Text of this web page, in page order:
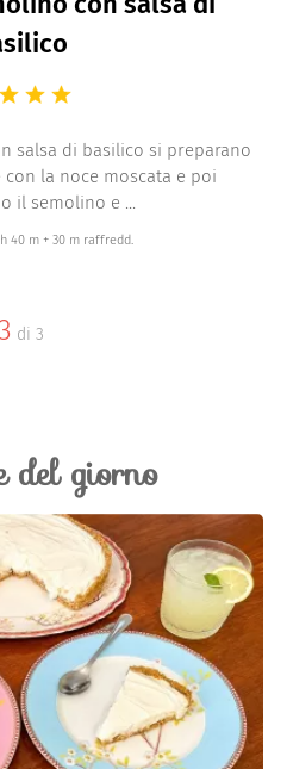
salsa di basilico si preparano
la noce moscata e poi
il semolino e ...
40 m + 30 m raffredd.
di 3
del giorno